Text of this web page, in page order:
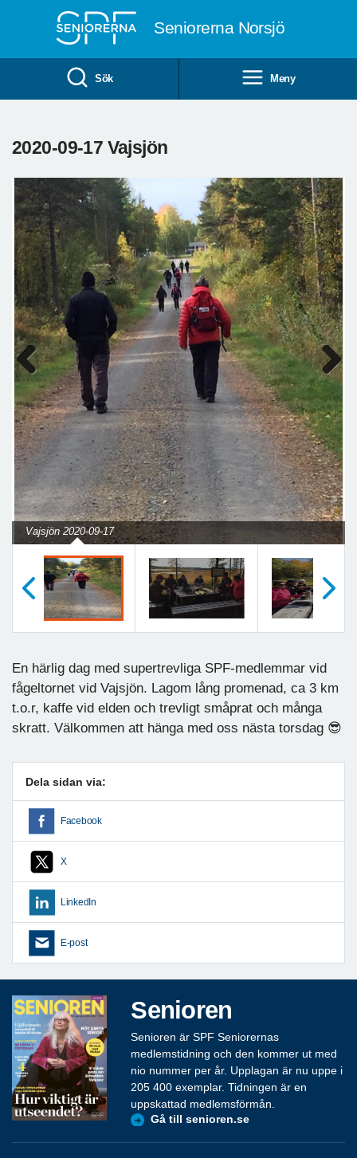
Seniorerna Norsjö
Sök Meny
2020-09-17 Vajsjön
Vajsjön 2020-09-17
Previous Next
En härlig dag med supertrevliga SPF-medlemmar vid
fågeltornet vid Vajsjön. Lagom lång promenad, ca 3 km
t.o.r, kaffe vid elden och trevligt småprat och många
skratt. Välkommen att hänga med oss nästa torsdag 😎
Dela sidan via:
Facebook
X
LinkedIn
E-post
Senioren
Senioren är SPF Seniorernas
medlemstidning och den kommer ut med
nio nummer per år. Upplagan är nu uppe i
205 400 exemplar. Tidningen är en
uppskattad medlemsförmån.
Gå till senioren.se